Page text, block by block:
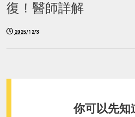
復！醫師詳解
2025/12/3
你可以先知